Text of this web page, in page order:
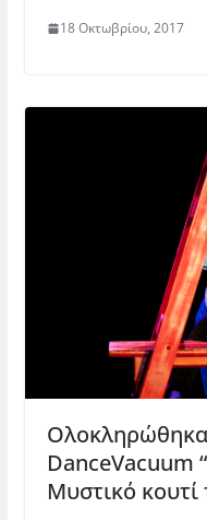
18 Οκτωβρίου, 2017
DanceVacuum
Μυστικό